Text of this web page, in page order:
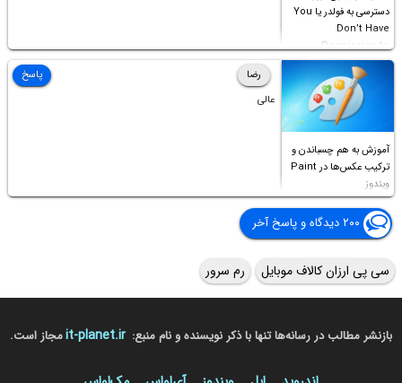
دسترسی به فولدر یا You
Don’t Have
Permission to
Access this folder
آموزش به هم چسباندن و
ترکیب عکس‌ها در Paint
ویندوز
رضا
عالی
پاسخ
۲۰۰ دیدگاه و پاسخ آخر
سی پی ارزان کالاف موبایل رم سرور
بازنشر مطالب در رسانه‌ها تنها با ذکر نویسنده و نام منبع: it-planet.irمجاز است.